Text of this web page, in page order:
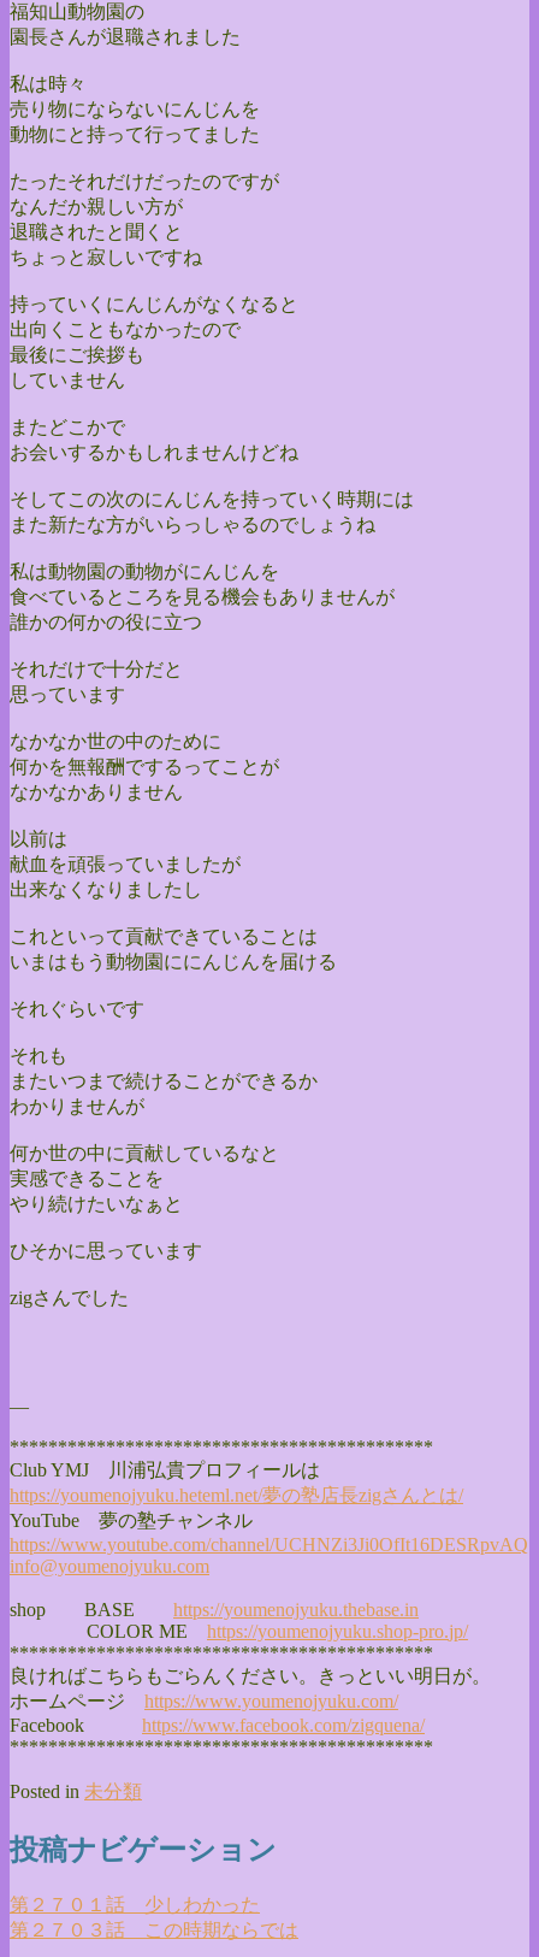
福知山動物園の
園長さんが退職されました
私は時々
売り物にならないにんじんを
動物にと持って行ってました
たったそれだけだったのですが
なんだか親しい方が
退職されたと聞くと
ちょっと寂しいですね
持っていくにんじんがなくなると
出向くこともなかったので
最後にご挨拶も
していません
またどこかで
お会いするかもしれませんけどね
そしてこの次のにんじんを持っていく時期には
また新たな方がいらっしゃるのでしょうね
私は動物園の動物がにんじんを
食べているところを見る機会もありませんが
誰かの何かの役に立つ
それだけで十分だと
思っています
なかなか世の中のために
何かを無報酬でするってことが
なかなかありません
以前は
献血を頑張っていましたが
出来なくなりましたし
これといって貢献できていることは
いまはもう動物園ににんじんを届ける
それぐらいです
それも
またいつまで続けることができるか
わかりませんが
何か世の中に貢献しているなと
実感できることを
やり続けたいなぁと
ひそかに思っています
zigさんでした
—
********************************************
Club YMJ 川浦弘貴プロフィールは
https://youmenojyuku.heteml.net/夢の塾店長zigさんとは/
YouTube 夢の塾チャンネル
https://www.youtube.com/channel/UCHNZi3Ji0OfIt16DESRpvAQ
info@youmenojyuku.com
shop BASE https://youmenojyuku.thebase.in
COLOR ME https://youmenojyuku.shop-pro.jp/
********************************************
良ければこちらもごらんください。きっといい明日が。
ホームページ https://www.youmenojyuku.com/
Facebook https://www.facebook.com/zigquena/
********************************************
Posted in 未分類
投稿ナビゲーション
第２７０１話 少しわかった
第２７０３話 この時期ならでは